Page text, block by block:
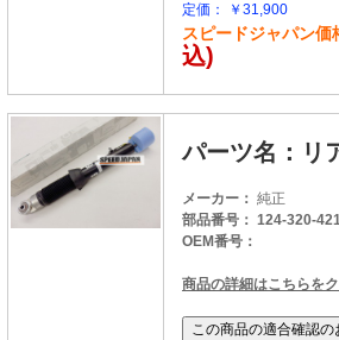
定価： ￥31,900
スピードジャパン価
込)
パーツ名：リ
メーカー： 純正
部品番号： 124-320-
OEM番号：
商品の詳細はこちらを